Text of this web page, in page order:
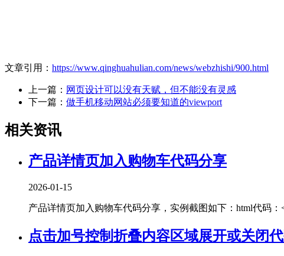
文章引用： https://www.qinghuahulian.com/news/webzhishi/900.html
上一篇： 网页设计可以没有天赋，但不能没有灵感
下一篇： 做手机移动网站必须要知道的viewport
相关资讯
产品详情页加入购物车代码分享
2026-01-15
产品详情页加入购物车代码分享，实例截图如下：html代码：
点击加号控制折叠内容区域展开或关闭